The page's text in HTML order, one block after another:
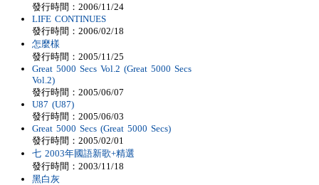
發行時間：2006/11/24
LIFE CONTINUES
發行時間：2006/02/18
怎麼樣
發行時間：2005/11/25
Great 5000 Secs Vol.2 (Great 5000 Secs
Vol.2)
發行時間：2005/06/07
U87 (U87)
發行時間：2005/06/03
Great 5000 Secs (Great 5000 Secs)
發行時間：2005/02/01
七 2003年國語新歌+精選
發行時間：2003/11/18
黑白灰